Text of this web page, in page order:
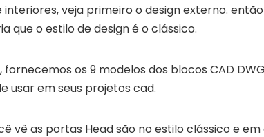
interiores, veja primeiro o design externo.
que o estilo de design é o clássico.
os 9 modelos dos blocos CAD
usar em seus projetos cad.
vê as portas Head são no estilo clássico e